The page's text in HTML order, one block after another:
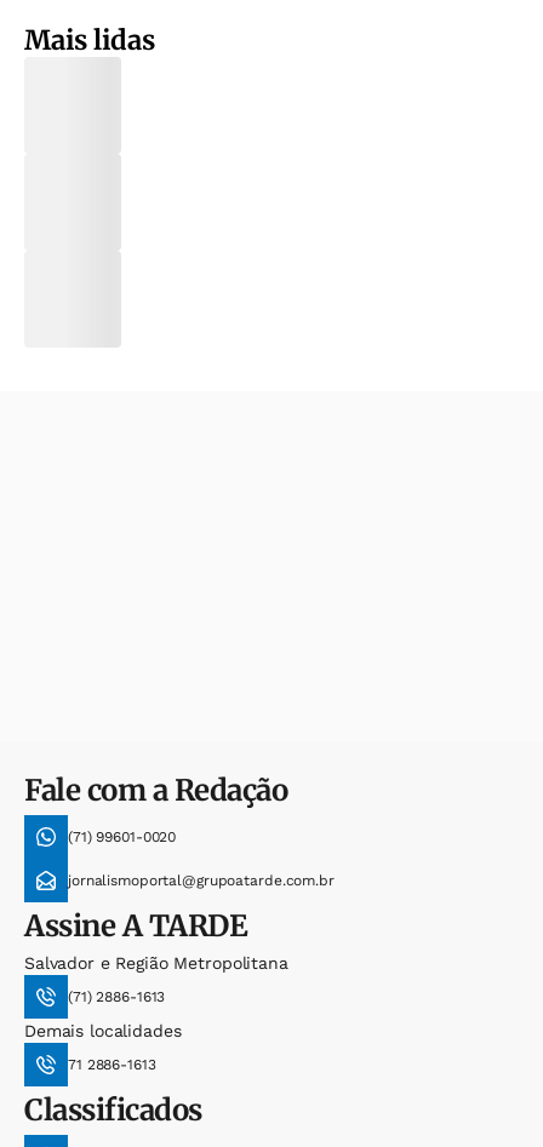
Mais lidas
Fale com a Redação
(71) 99601-0020
jornalismoportal@grupoatarde.com.br
AssineA TARDE
Salvador e Região Metropolitana
(71) 2886-1613
Demais localidades
71 2886-1613
Classificados